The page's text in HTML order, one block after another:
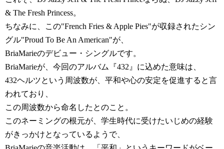
& The Fresh Princess。
ちなみに、この"French Fries & Apple Pies"が収録されたシン
グル"Proud To Be An American"が、
BriaMarieのデビュー・シングルです。
BriaMarieが、今回のアルバム『432』に込めた意味は、
432ヘルツという周波数が、平和や心の安定を促進すると言
われており、
この周波数から命名したとのこと。
このネーミングの根元が、学生時代に受けたいじめの経験
がきっかけとなっているようで、